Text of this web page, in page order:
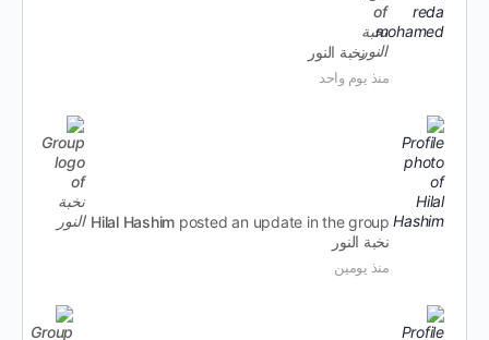
نخبة النور
منذ يوم واحد
Hilal Hashim posted an update in the group
نخبة النور
منذ يومين